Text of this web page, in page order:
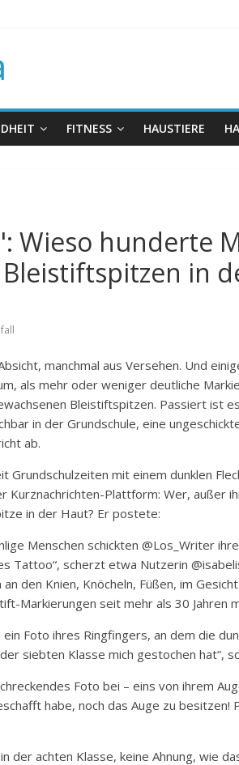
FITNESS HAUSTIERE
Wieso hunderte
in
manchmal aus Versehen. Und
als mehr oder weniger deutliche
Bleistiftspitzen. Passiert ist
in der Grundschule, eine
ab.
mit einem dunklen
Kurznachrichten-Plattform: Wer, außer
in der Haut? Er postete:
Menschen schickten @Los_Writer
Tattoo“, scherzt etwa Nutzerin
den Knien, Knöcheln, Füßen, im
Markierungen seit mehr als 30 Jahren
Foto ihres Ringfingers, an dem die
siebten Klasse mich gestochen hat“,
Foto bei – eins von ihrem
habe, noch das Auge zu
der achten Klasse, keine Ahnung, wie